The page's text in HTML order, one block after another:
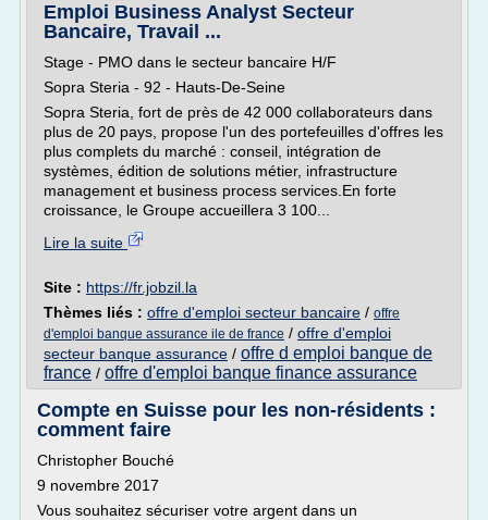
Emploi Business Analyst Secteur
Bancaire, Travail ...
Stage - PMO dans le secteur bancaire H/F
Sopra Steria - 92 - Hauts-De-Seine
Sopra Steria, fort de près de 42 000 collaborateurs dans
plus de 20 pays, propose l'un des portefeuilles d'offres les
plus complets du marché : conseil, intégration de
systèmes, édition de solutions métier, infrastructure
management et business process services.En forte
croissance, le Groupe accueillera 3 100...
Lire la suite
Site : https://fr.jobzil.la
Thèmes liés : offre d'emploi secteur bancaire / offre
d'emploi banque assurance ile de france / offre d'emploi
secteur banque assurance / offre d emploi banque de
france / offre d'emploi banque finance assurance
Compte en Suisse pour les non-résidents :
comment faire
Christopher Bouché
9 novembre 2017
Vous souhaitez sécuriser votre argent dans un